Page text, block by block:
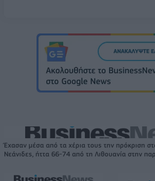
Έχασαν μέσα από τα χέρια τους την πρόκριση
Νεάνιδες, ήττα 66-74 από τη Λιθουανία στην